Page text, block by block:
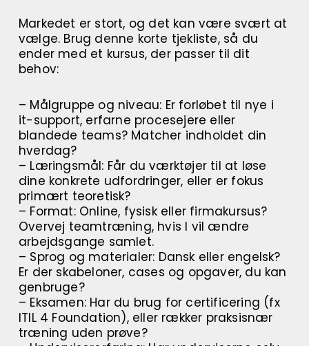
Markedet er stort, og det kan være svært at
vælge. Brug denne korte tjekliste, så du
ender med et kursus, der passer til dit
behov:
– Målgruppe og niveau: Er forløbet til nye i
it-support, erfarne procesejere eller
blandede teams? Matcher indholdet din
hverdag?
– Læringsmål: Får du værktøjer til at løse
dine konkrete udfordringer, eller er fokus
primært teoretisk?
– Format: Online, fysisk eller firmakursus?
Overvej teamtræning, hvis I vil ændre
arbejdsgange samlet.
– Sprog og materialer: Dansk eller engelsk?
Er der skabeloner, cases og opgaver, du kan
genbruge?
– Eksamen: Har du brug for certificering (fx
ITIL 4 Foundation), eller rækker praksisnær
træning uden prøve?